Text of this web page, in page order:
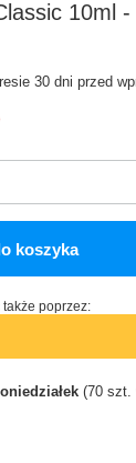
10ml
30 dni przed
koszyka
także poprzez:
(70 szt.